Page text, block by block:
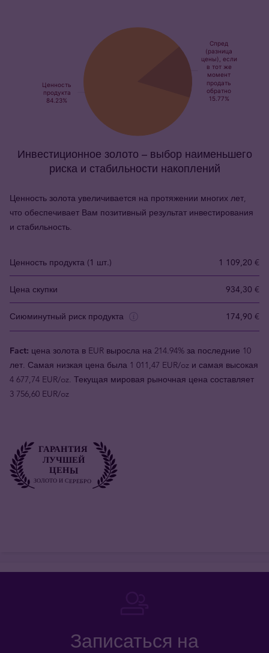
Инвестиционное золото – выбор наименьшего
риска и стабильности накоплений
Ценность золота увеличивается на протяжении многих лет,
что обеспечивает Вам позитивный результат инвестирования
и стабильность.
Ценность продукта (1 шт.) 1 109,20 €
Цена скупки 934,30 €
Сиюминутный риск продукта 174,90 €
Fact: цена золота в EUR выросла на 214.94% за последние 10
лет. Самая низкая цена была 1 011,47 EUR/oz и самая высокая
4 677,74 EUR/oz. Текущая мировая рыночная цена составляет
3 756,60 EUR/oz
Записаться на